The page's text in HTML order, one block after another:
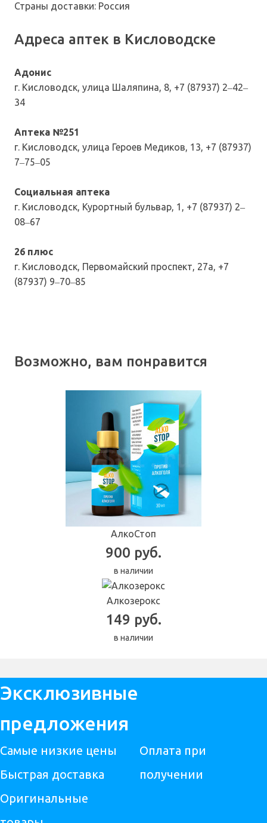
Страны доставки: Россия
Адреса аптек в Кисловодске
Адонис
г. Кисловодск, улица Шаляпина, 8, +7 (87937) 2‒42‒
34
Аптека №251
г. Кисловодск, улица Героев Медиков, 13, +7 (87937)
7‒75‒05
Социальная аптека
г. Кисловодск, Курортный бульвар, 1, +7 (87937) 2‒
08‒67
26 плюс
г. Кисловодск, Первомайский проспект, 27а, +7
(87937) 9‒70‒85
Возможно, вам понравится
АлкоСтоп
900 руб.
в наличии
Алкозерокс
149 руб.
в наличии
Эксклюзивные
предложения
Самые низкие цены
Быстрая доставка
Оригинальные
Оплата при
получении